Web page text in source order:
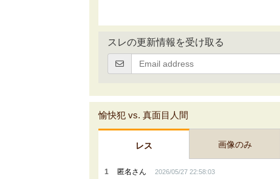
スレの更新情報を受け取る
愉快犯 vs. 真面目人間
レス 画像のみ
1 匿名さん 2026/05/27 22:58:03